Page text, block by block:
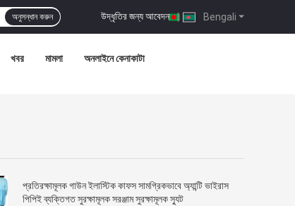
Bengali
উদ্ধৃতির জন্য আবেদন |
অনুসন্ধান করুন
খবর মামলা অনলাইনে কেনাকাটা
প্রতিরক্ষামূলক গাউন ইলাস্টিক কাফস সামগ্রিকভাবে অ্যান্টি ভাইরাস
পিপিই ব্যক্তিগত সুরক্ষামূলক সরঞ্জাম সুরক্ষামূলক স্যুট